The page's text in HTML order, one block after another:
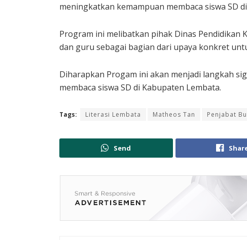
meningkatkan kemampuan membaca siswa SD
Program ini melibatkan pihak Dinas Pendidikan
dan guru sebagai bagian dari upaya konkret
Diharapkan Progam ini akan menjadi langkah
membaca siswa SD di Kabupaten Lembata.
Tags: Literasi Lembata Matheos Tan Penjabat
Send